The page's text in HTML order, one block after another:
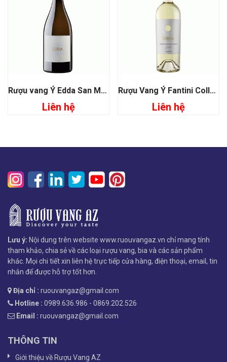
Rượu vang Ý Edda San Marzano
Liên hệ
Rượu Vang Ý Fantini Collection Blend
Liên hệ
Lưu ý: Nội dung trên website www.ruouvangaz.vn chỉ mang tính
tham khảo, chia sẻ về các loại rượu vang, bia và các sản phẩm
khác. Mọi chi tiết xin liên hệ trực tiếp cửa hàng, điện thoại, email, tin
nhắn để được hỗ trợ tốt hơn.
Địa chỉ : ruouvangaz@gmail.com
Hotline : 0989.636.986 - 0869.202.526
Email : ruouvangaz@gmail.com
THÔNG TIN
Giới thiệu về Rượu Vang AZ